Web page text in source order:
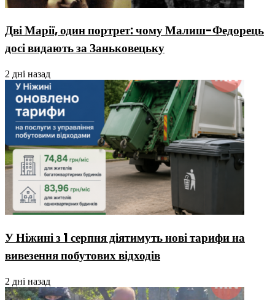
Дві Марії, один портрет: чому Малиш-Федорець
досі видають за Заньковецьку
2 дні назад
У Ніжині з 1 серпня діятимуть нові тарифи на
вивезення побутових відходів
2 дні назад